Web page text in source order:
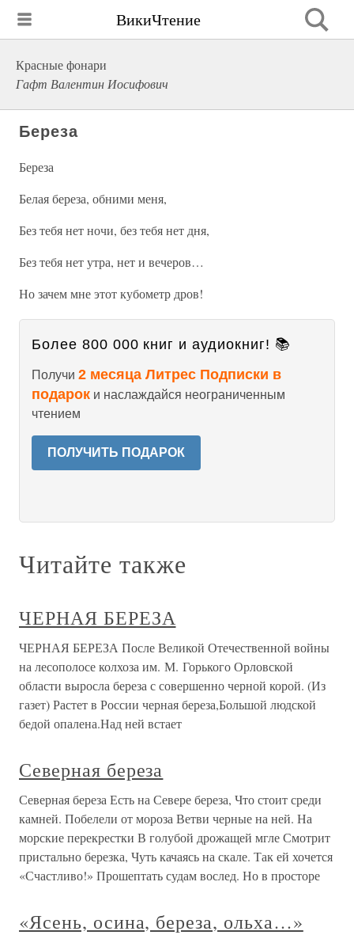
ВикиЧтение
Красные фонари
Гафт Валентин Иосифович
Береза
Береза
Белая береза, обними меня,
Без тебя нет ночи, без тебя нет дня,
Без тебя нет утра, нет и вечеров…
Но зачем мне этот кубометр дров!
Более 800 000 книг и аудиокниг! 📚
Получи 2 месяца Литрес Подписки в
подарок и наслаждайся неограниченным
чтением
ПОЛУЧИТЬ ПОДАРОК
Читайте также
ЧЕРНАЯ БЕРЕЗА
ЧЕРНАЯ БЕРЕЗА После Великой Отечественной войны
на лесополосе колхоза им. М. Горького Орловской
области выросла береза с совершенно черной корой. (Из
газет) Растет в России черная береза,Большой людской
бедой опалена.Над ней встает
Северная береза
Северная береза Есть на Севере береза, Что стоит среди
камней. Побелели от мороза Ветви черные на ней. На
морские перекрестки В голубой дрожащей мгле Смотрит
пристально березка, Чуть качаясь на скале. Так ей хочется
«Счастливо!» Прошептать судам вослед. Но в просторе
«Ясень, осина, береза, ольха…»